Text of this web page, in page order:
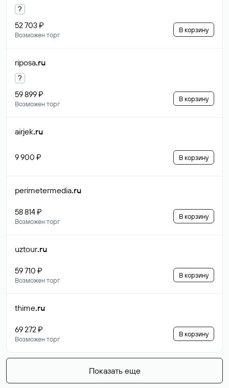
?
52 703 ₽
Возможен торг
В корзину
riposa.ru
?
59 899 ₽
Возможен торг
В корзину
airjek.ru
9 900 ₽ В корзину
perimetermedia.ru
58 814 ₽
Возможен торг
В корзину
uztour.ru
59 710 ₽
Возможен торг
В корзину
thime.ru
69 272 ₽
Возможен торг
В корзину
Показать еще